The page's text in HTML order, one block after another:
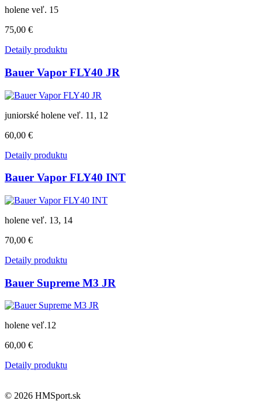
holene veľ. 15
75,00 €
Detaily produktu
Bauer Vapor FLY40 JR
juniorské holene veľ. 11, 12
60,00 €
Detaily produktu
Bauer Vapor FLY40 INT
holene veľ. 13, 14
70,00 €
Detaily produktu
Bauer Supreme M3 JR
holene veľ.12
60,00 €
Detaily produktu
© 2026 HMSport.sk